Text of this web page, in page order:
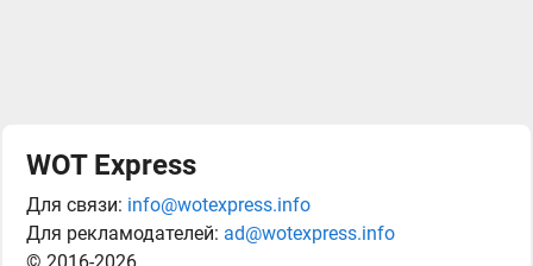
WOT Express
Для связи: info@wotexpress.info
Для рекламодателей: ad@wotexpress.info